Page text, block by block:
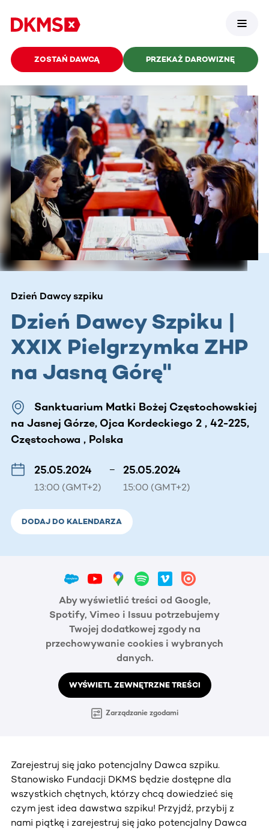
ZOSTAŃ DAWCĄ PRZEKAŻ DAROWIZNĘ
Dzień Dawcy szpiku
Dzień Dawcy Szpiku |
XXIX Pielgrzymka ZHP
na Jasną Górę"
Sanktuarium Matki Bożej Częstochowskiej
na Jasnej Górze, Ojca Kordeckiego 2 , 42-225,
Częstochowa , Polska
25.05.2024
13:00 (GMT+2)
– 25.05.2024
15:00 (GMT+2)
DODAJ DO KALENDARZA
Aby wyświetlić treści od Google,
Spotify, Vimeo i Issuu potrzebujemy
Twojej dodatkowej zgody na
przechowywanie cookies i wybranych
danych.
WYŚWIETL ZEWNĘTRZNE TREŚCI
Zarządzanie zgodami
Zarejestruj się jako potencjalny Dawca szpiku.
Stanowisko Fundacji DKMS będzie dostępne dla
wszystkich chętnych, którzy chcą dowiedzieć się
czym jest idea dawstwa szpiku! Przyjdź, przybij z
nami piątkę i zarejestruj się jako potencjalny Dawca